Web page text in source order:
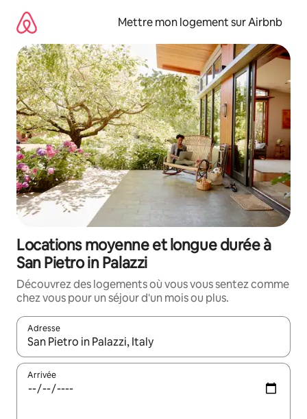
directement
contenu
Mettre mon logement sur Airbnb
Locations moyenne et longue durée à
San Pietro in Palazzi
Découvrez des logements où vous vous sentez comme
chez vous pour un séjour d'un mois ou plus.
Adresse
Lorsque les résultats s'affichent, utilisez les flèches vers le
Arrivée